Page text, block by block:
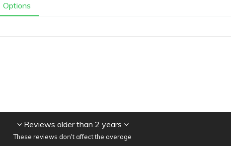
Options
Reviews older than 2 years
These reviews don't affect the average